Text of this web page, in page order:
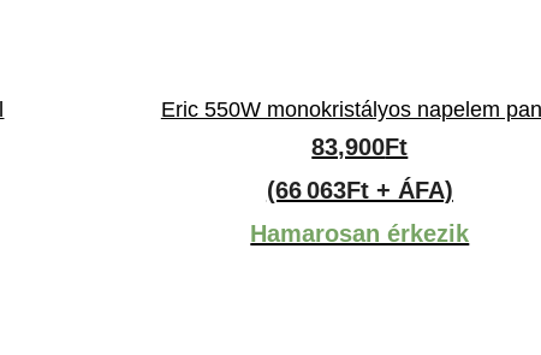
Eric 550W monokristályos napelem
83,900Ft
(66 063Ft + ÁFA)
Hamarosan érkezik